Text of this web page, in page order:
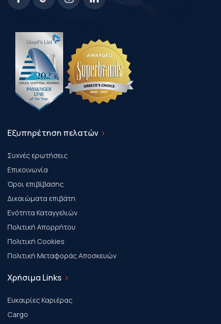
Εξυπηρέτηση πελατών
Συχνές ερωτήσεις
Επικοινωνία
Όροι επιβίβασης
Δικαιώματα επιβάτη
Ενότητα Καταγγελιών
Πολιτική Απορρήτου
Πολιτική Cookies
Πολιτική Μεταφοράς Αποσκευών
Χρήσιμα Links
Ευκαιρίες Καριέρας
Cargo